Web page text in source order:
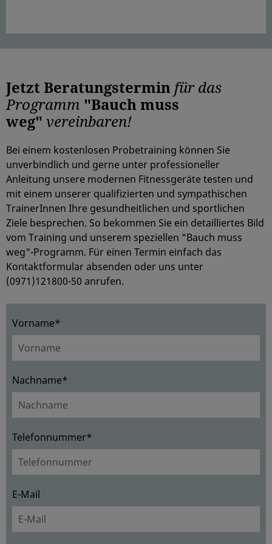
Jetzt Beratungstermin für das
Programm "Bauch muss
weg" vereinbaren!
Bei einem kostenlosen Probetraining können Sie
unverbindlich und gerne unter professioneller
Anleitung unsere modernen Fitnessgeräte testen und
mit einem unserer qualifizierten und sympathischen
TrainerInnen Ihre gesundheitlichen und sportlichen
Ziele besprechen. So bekommen Sie ein detailliertes Bild
vom Training und unserem speziellen "Bauch muss
weg"-Programm. Für einen Termin einfach das
Kontaktformular absenden oder uns unter
(0971)121800-50 anrufen.
Vorname*
Nachname*
Telefonnummer*
E-Mail